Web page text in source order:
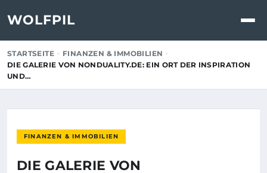
WOLFPIL
STARTSEITE
FINANZEN & IMMOBILIEN
DIE GALERIE VON NONDUALITY.DE: EIN ORT DER INSPIRATION
UND…
FINANZEN & IMMOBILIEN
DIE GALERIE VON